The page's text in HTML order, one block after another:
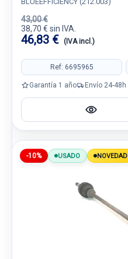
43,00 €
38,70 € sin IVA.
46,83 € (IVA incl.)
Ref: 6695965
Garantía 1 año Envío 24-48h
-10% USADO NOVEDAD